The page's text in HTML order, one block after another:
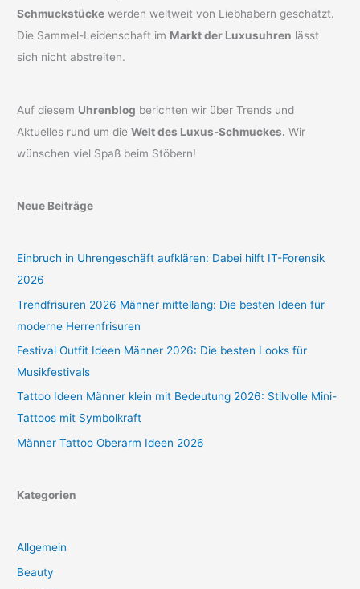
Schmuckstücke werden weltweit von Liebhabern geschätzt.
Die Sammel-Leidenschaft im Markt der Luxusuhren lässt
sich nicht abstreiten.
Auf diesem Uhrenblog berichten wir über Trends und
Aktuelles rund um dieWelt des Luxus-Schmuckes. Wir
wünschen viel Spaß beim Stöbern!
Neue Beiträge
Einbruch in Uhrengeschäft aufklären: Dabei hilft IT-Forensik
2026
Trendfrisuren 2026 Männer mittellang: Die besten Ideen für
moderne Herrenfrisuren
Festival Outfit Ideen Männer 2026: Die besten Looks für
Musikfestivals
Tattoo Ideen Männer klein mit Bedeutung 2026: Stilvolle Mini-
Tattoos mit Symbolkraft
Männer Tattoo Oberarm Ideen 2026
Kategorien
Allgemein
Beauty